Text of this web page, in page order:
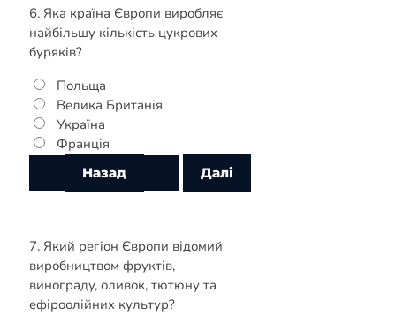
6. Яка країна Європи виробляє
найбільшу кількість цукрових
буряків?
Польща
Велика Британія
Україна
Франція
7. Який регіон Європи відомий
виробництвом фруктів,
винограду, оливок, тютюну та
ефіроолійних культур?